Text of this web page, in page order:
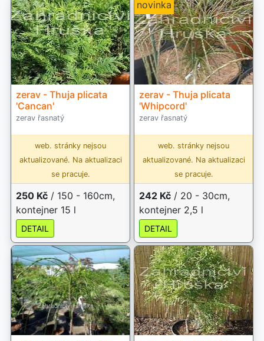
zerav - Thuja plicata
'Cancan'
zerav řasnatý
web. stránky nejsou
aktualizované. Na aktualizaci
se pracuje.
250 Kč / 150 - 160cm,
kontejner 15 l
DETAIL
novinka
zerav - Thuja plicata
'Whipcord'
zerav řasnatý
web. stránky nejsou
aktualizované. Na aktualizaci
se pracuje.
242 Kč / 20 - 30cm,
kontejner 2,5 l
DETAIL